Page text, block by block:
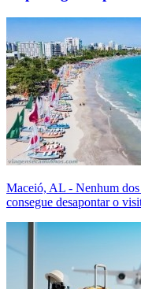
Maceió, AL - Nenhum
consegue desapontar o